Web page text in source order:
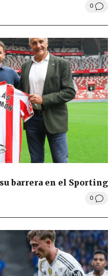
0
barrera en el Sporting
0